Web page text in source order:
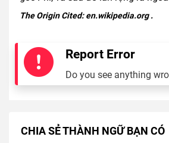
The Origin Cited:en.wikipedia.org.
Report Error
Do you see anything
CHIA SẺ THÀNH NGỮ BẠN CÓ